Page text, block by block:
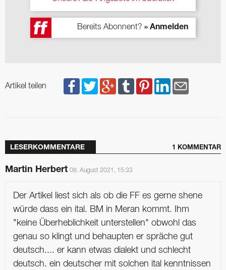
Bereits Abonnent? » Anmelden
Artikel teilen
LESERKOMMENTARE 1 KOMMENTAR
Martin Herbert 08. August 2021, 15:33
Der Artikel liest sich als ob die FF es gerne shene
würde dass ein ital. BM in Meran kommt. Ihm
"keine Überheblichkeit unterstellen" obwohl das
genau so klingt und behaupten er spräche gut
deutsch.... er kann etwas dialekt und schlecht
deutsch. ein deutscher mit solchen ital kenntnissen